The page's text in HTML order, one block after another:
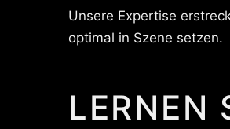
Unsere Expertise
optimal in Szene setzen.
LERNEN